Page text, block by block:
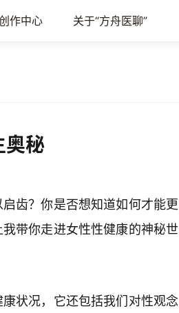
作中心 关于“方舟医聊”
奥秘
齿？你是否想知道如何才能更
带你走进女性性健康的神秘世
状况，它还包括我们对性观念